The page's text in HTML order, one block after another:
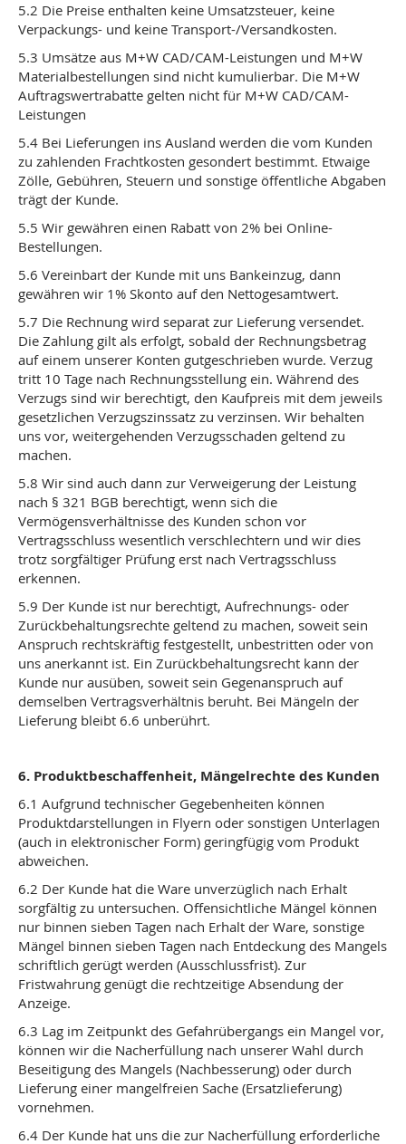
5.2 Die Preise enthalten keine Umsatzsteuer, keine
Verpackungs- und keine Transport-/Versandkosten.
5.3 Umsätze aus M+W CAD/CAM-Leistungen und M+W
Materialbestellungen sind nicht kumulierbar. Die M+W
Auftragswertrabatte gelten nicht für M+W CAD/CAM-
Leistungen
5.4 Bei Lieferungen ins Ausland werden die vom Kunden
zu zahlenden Frachtkosten gesondert bestimmt. Etwaige
Zölle, Gebühren, Steuern und sonstige öffentliche Abgaben
trägt der Kunde.
5.5 Wir gewähren einen Rabatt von 2% bei Online-
Bestellungen.
5.6 Vereinbart der Kunde mit uns Bankeinzug, dann
gewähren wir 1% Skonto auf den Nettogesamtwert.
5.7 Die Rechnung wird separat zur Lieferung versendet.
Die Zahlung gilt als erfolgt, sobald der Rechnungsbetrag
auf einem unserer Konten gutgeschrieben wurde. Verzug
tritt 10 Tage nach Rechnungsstellung ein. Während des
Verzugs sind wir berechtigt, den Kaufpreis mit dem jeweils
gesetzlichen Verzugszinssatz zu verzinsen. Wir behalten
uns vor, weitergehenden Verzugsschaden geltend zu
machen.
5.8 Wir sind auch dann zur Verweigerung der Leistung
nach § 321 BGB berechtigt, wenn sich die
Vermögensverhältnisse des Kunden schon vor
Vertragsschluss wesentlich verschlechtern und wir dies
trotz sorgfältiger Prüfung erst nach Vertragsschluss
erkennen.
5.9 Der Kunde ist nur berechtigt, Aufrechnungs- oder
Zurückbehaltungsrechte geltend zu machen, soweit sein
Anspruch rechtskräftig festgestellt, unbestritten oder von
uns anerkannt ist. Ein Zurückbehaltungsrecht kann der
Kunde nur ausüben, soweit sein Gegenanspruch auf
demselben Vertragsverhältnis beruht. Bei Mängeln der
Lieferung bleibt 6.6 unberührt.
6. Produktbeschaffenheit, Mängelrechte des Kunden
6.1 Aufgrund technischer Gegebenheiten können
Produktdarstellungen in Flyern oder sonstigen Unterlagen
(auch in elektronischer Form) geringfügig vom Produkt
abweichen.
6.2 Der Kunde hat die Ware unverzüglich nach Erhalt
sorgfältig zu untersuchen. Offensichtliche Mängel können
nur binnen sieben Tagen nach Erhalt der Ware, sonstige
Mängel binnen sieben Tagen nach Entdeckung des Mangels
schriftlich gerügt werden (Ausschlussfrist). Zur
Fristwahrung genügt die rechtzeitige Absendung der
Anzeige.
6.3 Lag im Zeitpunkt des Gefahrübergangs ein Mangel vor,
können wir die Nacherfüllung nach unserer Wahl durch
Beseitigung des Mangels (Nachbesserung) oder durch
Lieferung einer mangelfreien Sache (Ersatzlieferung)
vornehmen.
6.4 Der Kunde hat uns die zur Nacherfüllung erforderliche